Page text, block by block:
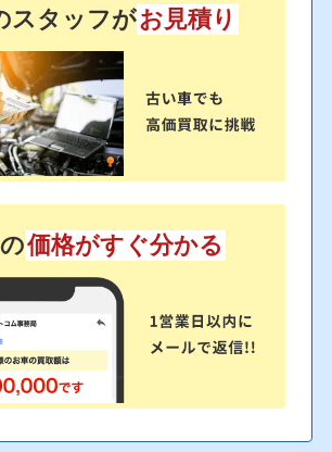
スタッフがお見積り
価格がすぐ分かる